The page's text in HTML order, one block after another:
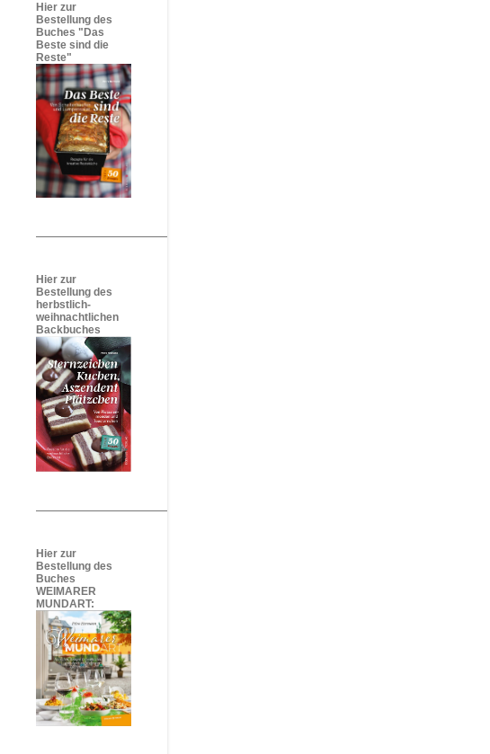
Hier zur
Bestellung des
Buches "Das
Beste sind die
Reste"
Hier zur
Bestellung des
herbstlich-
weihnachtlichen
Backbuches
Hier zur
Bestellung des
Buches
WEIMARER
MUNDART: